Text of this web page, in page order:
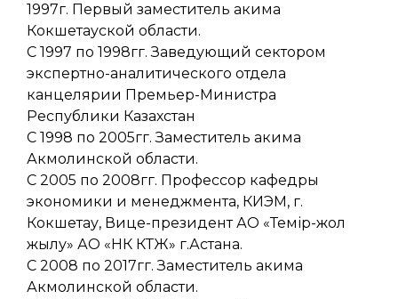
1997г. Первый заместитель акима
Кокшетауской области.
С 1997 по 1998гг. Заведующий сектором
экспертно-аналитического отдела
канцелярии Премьер-Министра
Республики Казахстан
С 1998 по 2005гг. Заместитель акима
Акмолинской области.
С 2005 по 2008гг. Профессор кафедры
экономики и менеджмента, КИЭМ, г.
Кокшетау, Вице-президент АО «Темір-жол
жылу» АО «НК КТЖ» г.Астана.
С 2008 по 2017гг. Заместитель акима
Акмолинской области.